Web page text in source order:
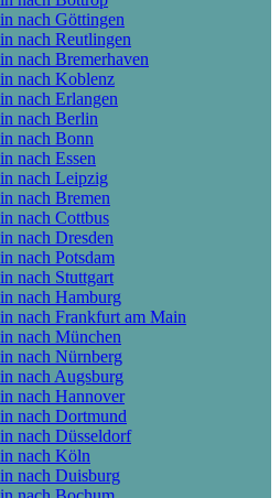
nach Göttingen
nach Reutlingen
nach Bremer­haven
nach Koblenz
nach Erlangen
nach Berlin
nach Bonn
nach Essen
nach Leipzig
nach Bremen
nach Cottbus
nach Dresden
nach Potsdam
nach Stuttgart
nach Hamburg
nach Frankfurt am Main
nach München
nach Nürnberg
nach Augsburg
nach Hannover
nach Dortmund
nach Düsseldorf
nach Köln
nach Duisburg